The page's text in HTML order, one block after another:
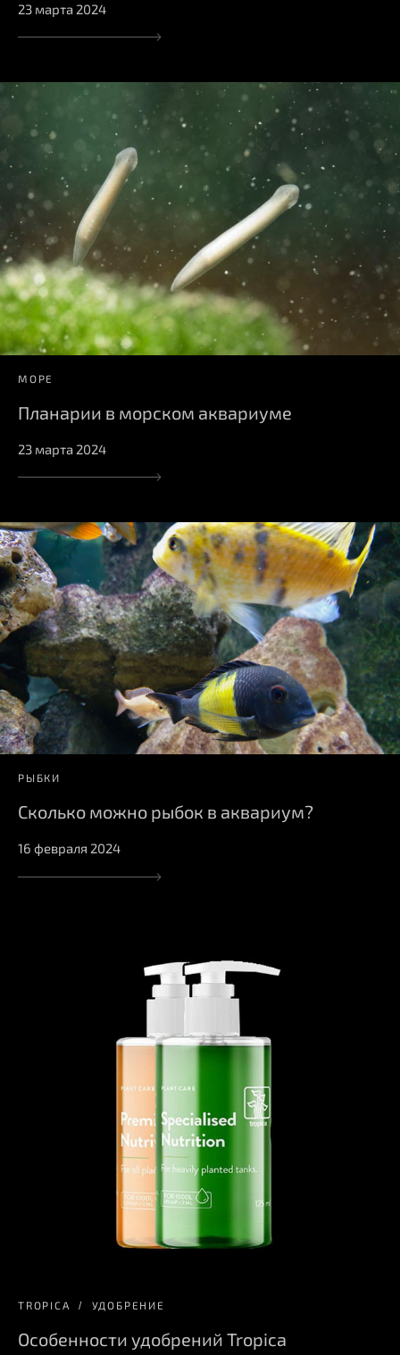
23 марта 2024
МОРЕ
Планарии в морском аквариуме
23 марта 2024
РЫБКИ
Сколько можно рыбок в аквариум?
16 февраля 2024
TROPICA УДОБРЕНИЕ
Особенности удобрений Tropica